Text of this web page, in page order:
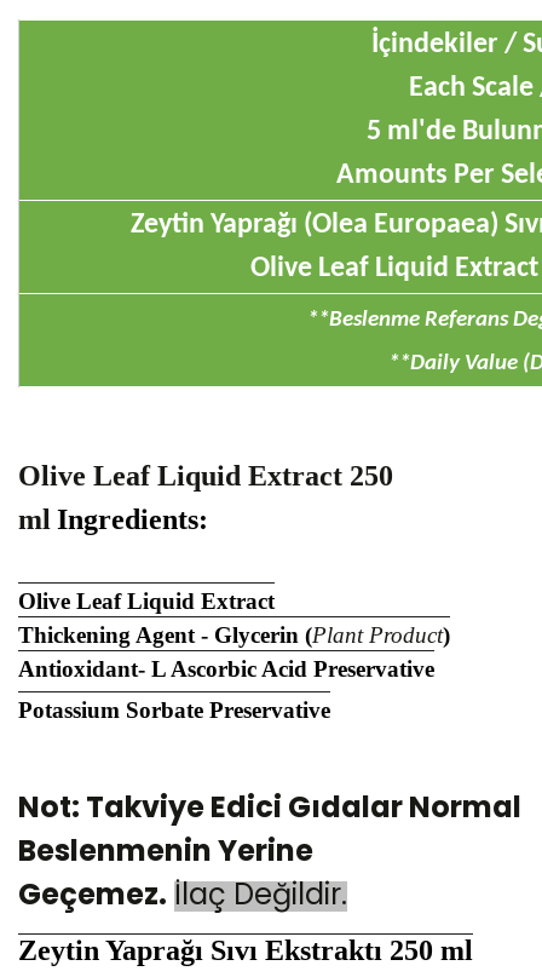
İçindekiler /
Each
5 ml'de
Amounts Per
Zeytin Yaprağı (Olea Europaea)
Olive Leaf Liquid Extract
**Beslenme Referans
**Daily Value
Olive Leaf Liquid Extract 250
ml Ingredients:
Olive LeafLiquid Extract
Thickening Agent - Glycerin (Plant Product)
Antioxidant- L Ascorbic Acid Preservative
Potassium Sorbate Preservative
Not: Takviye Edici Gıdalar Normal
Beslenmenin Yerine
Geçemez. İlaç Değildir.
Zeytin Yaprağı Sıvı Ekstraktı 250 ml